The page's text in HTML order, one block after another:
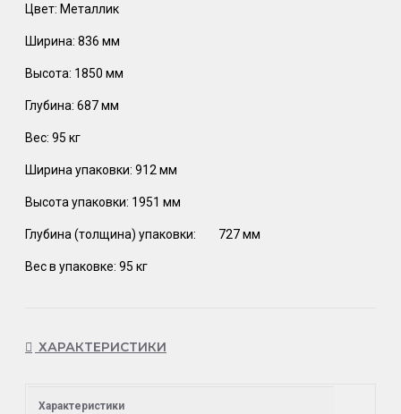
Цвет: Металлик
Ширина: 836 мм
Высота: 1850 мм
Глубина: 687 мм
Вес: 95 кг
Ширина упаковки: 912 мм
Высота упаковки: 1951 мм
Глубина (толщина) упаковки: 727 мм
Вес в упаковке: 95 кг
ХАРАКТЕРИСТИКИ
Характеристики